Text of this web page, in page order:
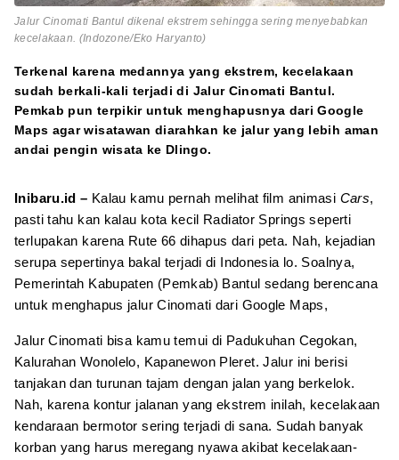
Jalur Cinomati Bantul dikenal ekstrem sehingga sering menyebabkan
kecelakaan. (Indozone/Eko Haryanto)
Terkenal karena medannya yang ekstrem, kecelakaan
sudah berkali-kali terjadi di Jalur Cinomati Bantul.
Pemkab pun terpikir untuk menghapusnya dari Google
Maps agar wisatawan diarahkan ke jalur yang lebih aman
andai pengin wisata ke Dlingo.
Inibaru.id – Kalau kamu pernah melihat film animasi Cars,
pasti tahu kan kalau kota kecil Radiator Springs seperti
terlupakan karena Rute 66 dihapus dari peta. Nah, kejadian
serupa sepertinya bakal terjadi di Indonesia lo. Soalnya,
Pemerintah Kabupaten (Pemkab) Bantul sedang berencana
untuk menghapus jalur Cinomati dari Google Maps,
Jalur Cinomati bisa kamu temui di Padukuhan Cegokan,
Kalurahan Wonolelo, Kapanewon Pleret. Jalur ini berisi
tanjakan dan turunan tajam dengan jalan yang berkelok.
Nah, karena kontur jalanan yang ekstrem inilah, kecelakaan
kendaraan bermotor sering terjadi di sana. Sudah banyak
korban yang harus meregang nyawa akibat kecelakaan-